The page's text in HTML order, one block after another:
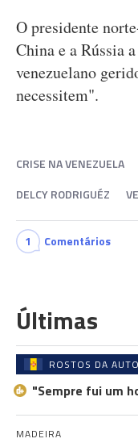
O presidente
China e a Rússia
venezuelano
necessitem".
CRISE NA VENEZUELA
DELCY RODRIGUÉZ
1 Comentários
Últimas
ROSTOS DA
"Sempre fui um
MADEIRA